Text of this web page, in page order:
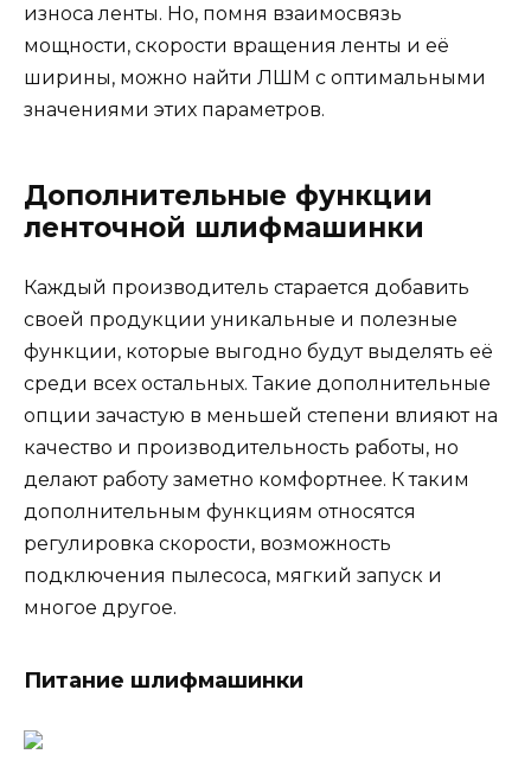
износа ленты. Но, помня взаимосвязь
мощности, скорости вращения ленты и её
ширины, можно найти ЛШМ с оптимальными
значениями этих параметров.
Дополнительные функции
ленточной шлифмашинки
Каждый производитель старается добавить
своей продукции уникальные и полезные
функции, которые выгодно будут выделять её
среди всех остальных. Такие дополнительные
опции зачастую в меньшей степени влияют на
качество и производительность работы, но
делают работу заметно комфортнее. К таким
дополнительным функциям относятся
регулировка скорости, возможность
подключения пылесоса, мягкий запуск и
многое другое.
Питание шлифмашинки